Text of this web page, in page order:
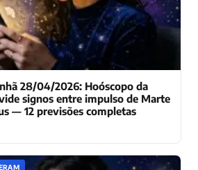
28/04/2026: Hoóscopo da
signos entre impulso de Marte
— 12 previsões completas